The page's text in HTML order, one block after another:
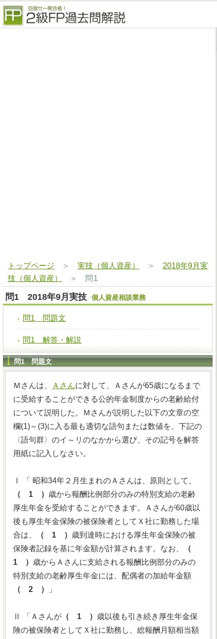
トップページ ＞ 実技（個人資産） ＞ 2018年9月実
技（個人資産）
＞ 問1
問1 2018年9月実技 個人資産相談業務
問1 問題文
問1 解答・解説
問1 問題文
Ｍさんは、 Ａさんに対して、Ａさんが65歳になるまで
に受給することができる公的年金制度からの老齢給付
について説明した。Ｍさんが説明した以下の文章の空
欄(1)～(3)に入る最も適切な語句または数値を、下記の
〈語句群〉のイ～リのなかから選び、その記号を解答
用紙に記入しなさい。
Ⅰ 「 昭和34年２月生まれのＡさんは、原則として、
（ 1 ） 歳から報酬比例部分のみの特別支給の老齢
厚生年金を受給することができます。Ａさんが60歳以
後も厚生年金保険の被保険者としてＸ社に勤務した場
合は、
（ 1 ） 歳到達時における厚生年金保険の被
保険者記録を基に年金額が計算されます。なお、
（
1 ） 歳からＡさんに支給される報酬比例部分のみの
特別支給の老齢厚生年金には、配偶者の加給年金額
（ 2 ）
」
Ⅱ 「Ａさんが （ 1 ） 歳以後も引き続き厚生年金保
険の被保険者としてＸ社に勤務し、総報酬月額相当額